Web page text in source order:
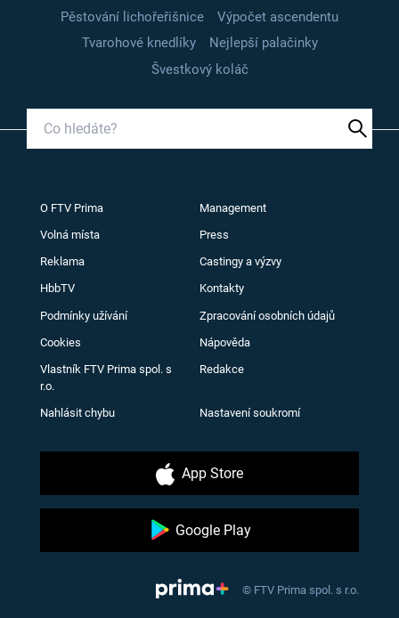
Pěstování lichořeřišnice
Výpočet ascendentu
Tvarohové knedlíky
Nejlepší palačinky
Švestkový koláč
O FTV Prima Management
Volná místa Press
Reklama Castingy a výzvy
HbbTV Kontakty
Podmínky užívání Zpracování osobních údajů
Cookies Nápověda
Vlastník FTV Prima spol. s
r.o.
Redakce
Nahlásit chybu Nastavení soukromí
App Store
Google Play
© FTV Prima spol. s r.o.